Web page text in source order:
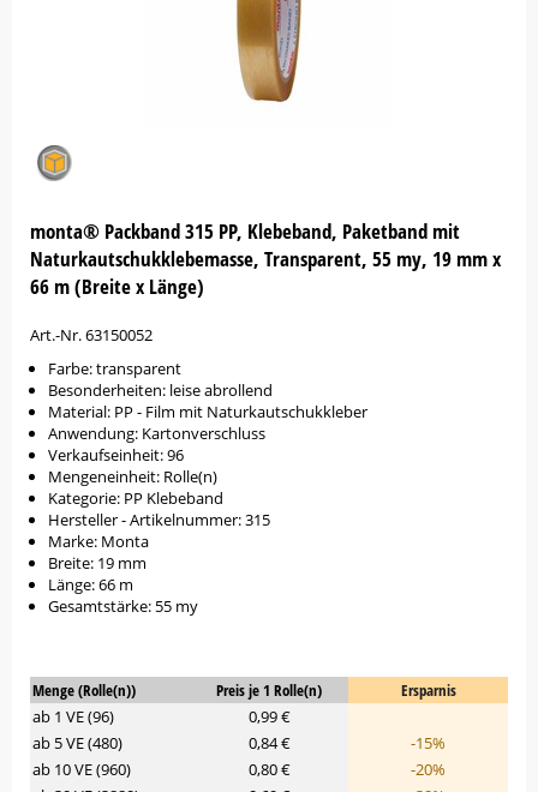
monta® Packband 315 PP, Klebeband, Paketband mit
Naturkautschukklebemasse, Transparent, 55 my, 19 mm x
66 m (Breite x Länge)
Art.-Nr. 63150052
Farbe: transparent
Besonderheiten: leise abrollend
Material: PP - Film mit Naturkautschukkleber
Anwendung: Kartonverschluss
Verkaufseinheit: 96
Mengeneinheit: Rolle(n)
Kategorie: PP Klebeband
Hersteller - Artikelnummer: 315
Marke: Monta
Breite: 19 mm
Länge: 66 m
Gesamtstärke: 55 my
Menge (Rolle(n)) Preis je 1 Rolle(n)
Ersparnis
ab 1 VE (96)
0,99 €
ab 5 VE (480)
0,84 €
-15%
ab 10 VE (960)
0,80 €
-20%